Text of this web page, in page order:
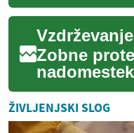
nesreče,
Osebno
Zobne
zobe, ki ne
estetski
omogočajo
ŽIVLJENJSKI SLOG